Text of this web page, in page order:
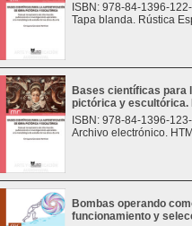
ISBN: 978-84-1396-
Tapa blanda. Rústica
Bases científicas para
pictórica y escultórica.
ISBN: 978-84-1396-
Archivo electrónico.
Bombas operando
funcionamiento y